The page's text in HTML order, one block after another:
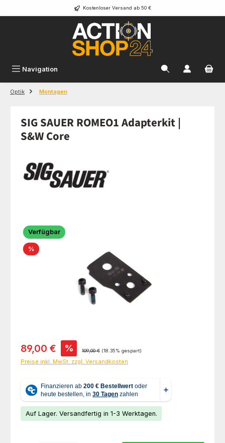
Zum Hauptinhalt springen Kostenloser Versand ab 50 €
Navigation
Optik Montagen
SIG SAUER ROMEO1 Adapterkit |
S&W Core
Bildergalerie überspringen
Verfügbar
% Rabatt
Verkaufspreis:
89,00 € % Regulärer Preis:
109,00 € (18.35% gespart)
Preise inkl. MwSt. zzgl. Versandkosten
Auf Lager. Versandfertig in 1-3 Werktagen.